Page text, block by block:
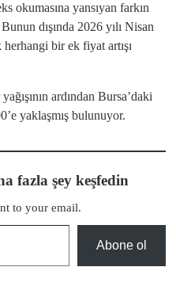
okumasına yansıyan farkın
dışında 2026 yılı Nisan
bir ek fiyat artışı
ardından Bursa’daki
yaklaşmış bulunuyor.
fazla şey keşfedin
to your email.
Abone ol